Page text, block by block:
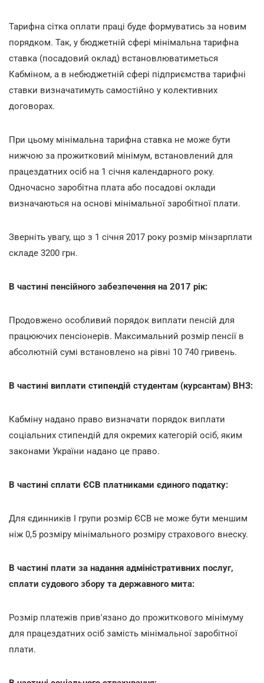
Тарифна сітка оплати праці буде формуватись за новим
порядком. Так, у бюджетній сфері мінімальна тарифна
ставка (посадовий оклад) встановлюватиметься
Кабміном, а в небюджетній сфері підприємства тарифні
ставки визначатимуть самостійно у колективних
договорах.
При цьому мінімальна тарифна ставка не може бути
нижчою за прожитковий мінімум, встановлений для
працездатних осіб на 1 січня календарного року.
Одночасно заробітна плата або посадові оклади
визначаються на основі мінімальної заробітної плати.
Зверніть увагу, що з 1 січня 2017 року розмір мінзарплати
складе 3200 грн.
В частині пенсійного забезпечення на 2017 рік:
Продовжено особливий порядок виплати пенсій для
працюючих пенсіонерів. Максимальний розмір пенсії в
абсолютній сумі встановлено на рівні 10 740 гривень.
В частині виплати стипендій студентам (курсантам) ВНЗ:
Кабміну надано право визначати порядок виплати
соціальних стипендій для окремих категорій осіб, яким
законами України надано це право.
В частині сплати ЄСВ платниками єдиного податку:
Для єдинників І групи розмір ЄСВ не може бути меншим
ніж 0,5 розміру мінімального розміру страхового внеску.
В частині плати за надання адміністративних послуг,
сплати судового збору та державного мита:
Розмір платежів прив'язано до прожиткового мінімуму
для працездатних осіб замість мінімальної заробітної
плати.